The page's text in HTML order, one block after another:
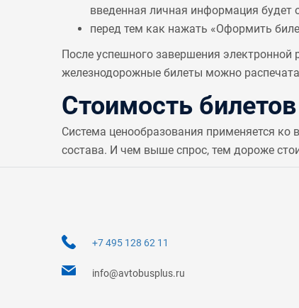
введенная личная информация будет
перед тем как нажать «Оформить
После успешного завершения
железнодорожные билеты можно
Стоимость
Система ценообразования применяется
состава. И чем выше спрос, тем дороже
+7 495 128 62 11
info@avtobusplus.ru